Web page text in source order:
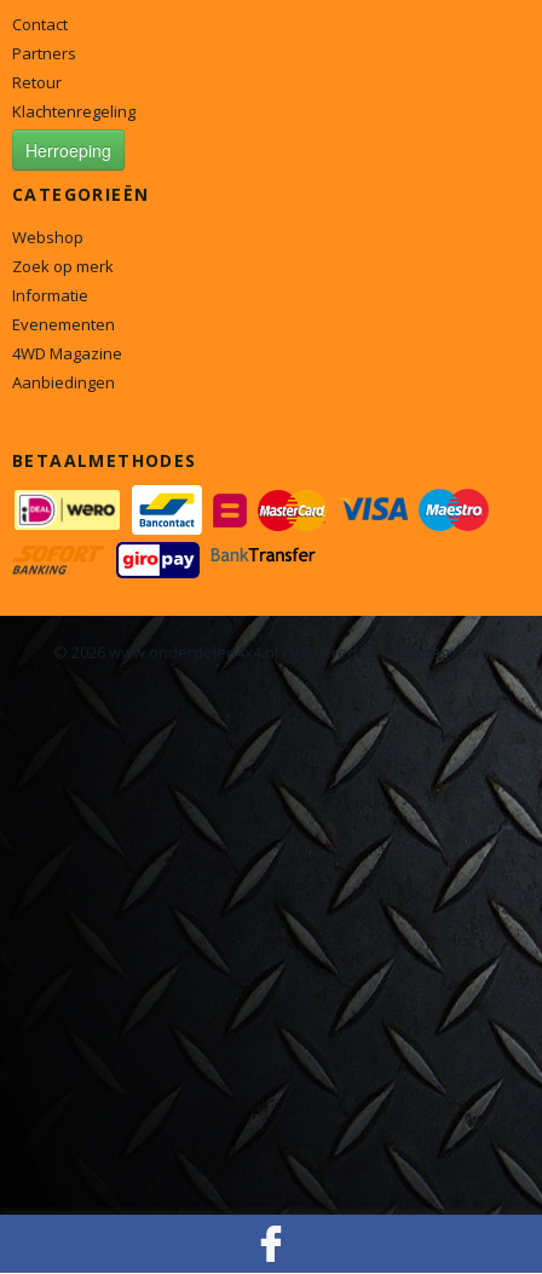
Contact
Partners
Retour
Klachtenregeling
Herroeping
CATEGORIEËN
Webshop
Zoek op merk
Informatie
Evenementen
4WD Magazine
Aanbiedingen
BETAALMETHODES
© 2026 www.onderdelen4x4.nl - Powered by Shoppagina.nl